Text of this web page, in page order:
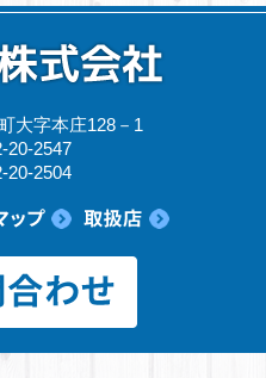
大字本庄128－1
20-2547
20-2504
株式会社.